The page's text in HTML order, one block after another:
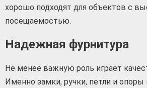
хорошо подходят для объектов с
посещаемостью.
Надежная фурнитура
Не менее важную роль играет
Именно замки, ручки, петли и